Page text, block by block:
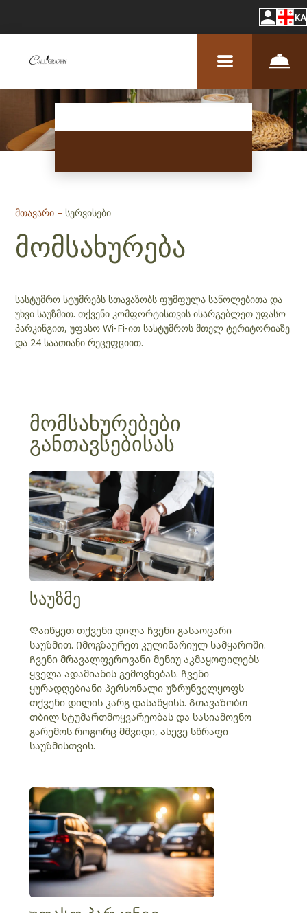
KA
მთავარი – სერვისები
მომსახურება
სასტუმრო სტუმრებს სთავაზობს ფუმფულა საწოლებითა და
უხვი საუზმით. თქვენი კომფორტისთვის ისარგებლეთ უფასო
პარკინგით, უფასო Wi-Fi-ით სასტუმროს მთელ ტერიტორიაზე
და 24 საათიანი რეცეფციით.
მომსახურებები
განთავსებისას
საუზმე
Დაიწყეთ თქვენი დილა ჩვენი გასაოცარი
საუზმით. Იმოგზაურეთ კულინარიულ სამყაროში.
Ჩვენი მრავალფეროვანი მენიუ აკმაყოფილებს
ყველა ადამიანის გემოვნებას. Ჩვენი
ყურადღებიანი პერსონალი უზრუნველყოფს
თქვენი დილის კარგ დასაწყისს. Გთავაზობთ
თბილ სტუმართმოყვარეობას და სასიამოვნო
გარემოს როგორც მშვიდი, ასევე სწრაფი
საუზმისთვის.